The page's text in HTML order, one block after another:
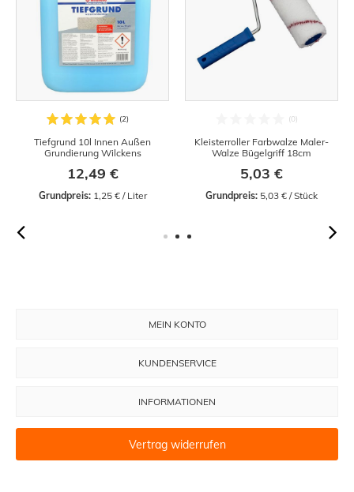
Tiefgrund 10l Innen Außen
Grundierung Wilckens
12,49 €
Grundpreis: 1,25 € / Liter
Kleisterroller Farbwalze Maler-
Walze Bügelgriff 18cm
5,03 €
Grundpreis: 5,03 € / Stück
MEIN KONTO
KUNDENSERVICE
INFORMATIONEN
Vertrag widerrufen